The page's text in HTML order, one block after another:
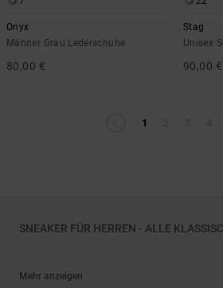
Onyx
Männer Grau Lederschuhe
80,00 €
Stag
Unisex
90,00 €
1
SNEAKER FÜR HERREN - ALLE
Mehr anzeigen